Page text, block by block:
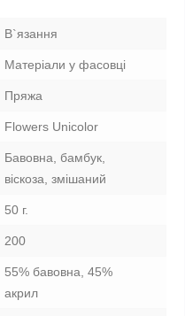
В`язання
Матеріали у фасовці
Пряжа
Flowers Unicolor
Бавовна, бамбук,
віскоза, змішаний
50 г.
200
55% бавовна, 45%
акрил